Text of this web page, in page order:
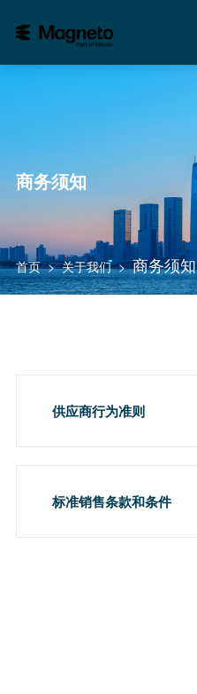
商务须知
首页 > 关于我们 > 商务须知
供应商行为准则
标准销售条款和条件